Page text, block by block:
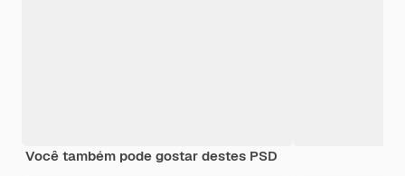
Você também pode gostar destes PSD